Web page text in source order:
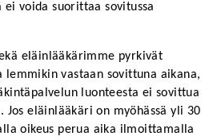
voida suorittaa sovitussa
eläinlääkärimme pyrkivät
lemmikin vastaan sovittuna aikana,
luonteesta ei sovittua
Jos eläinlääkäri on myöhässä yli 30
oikeus perua aika ilmoittamalla